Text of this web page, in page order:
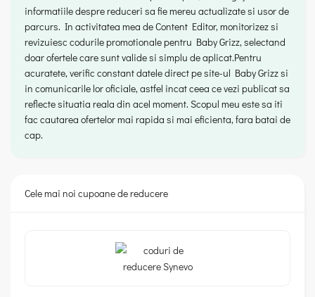
informatiile despre reduceri sa fie mereu actualizate si usor de
parcurs. In activitatea mea de Content Editor, monitorizez si
revizuiesc codurile promotionale pentru Baby Grizz, selectand
doar ofertele care sunt valide si simplu de aplicat.Pentru
acuratete, verific constant datele direct pe site-ul Baby Grizz si
in comunicarile lor oficiale, astfel incat ceea ce vezi publicat sa
reflecte situatia reala din acel moment. Scopul meu este sa iti
fac cautarea ofertelor mai rapida si mai eficienta, fara batai de
cap.
Cele mai noi cupoane de reducere